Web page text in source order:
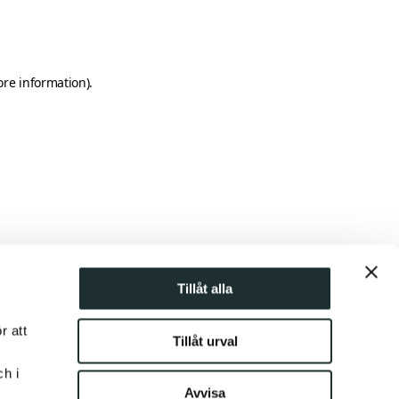
att
i
Tillåt alla
Tillåt urval
Avvisa
information).